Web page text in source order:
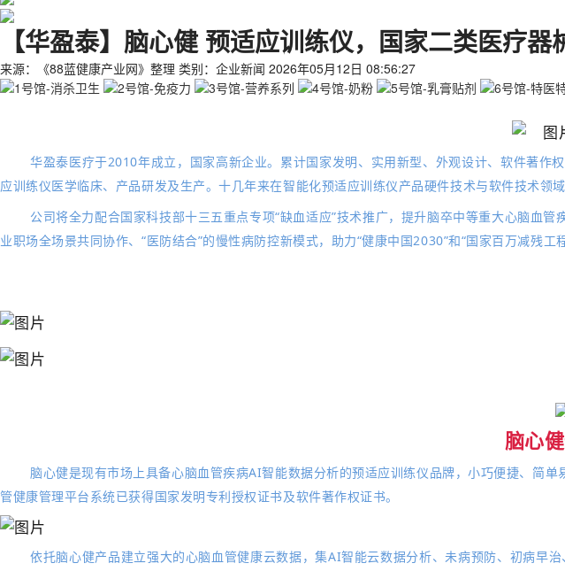
【华盈泰】脑心健 预适应训练仪，国家二类医疗器
来源：《88蓝健康产业网》整理 类别：企业新闻 2026年05月12日 08:56:27
华盈泰医疗于2010年成立，国家高新企业。 累计国家发明、实用新型、外观设计、软件著作
应训练仪医学临床、产品研发及生产。十几年来在智能化预适应训练仪产品硬件技术与软件技术领
公司将全力配合国家科技部十三五重点专项“缺血适应”技术推广，提升脑卒中等重大心脑血
业职场全场景共同协作、“医防结合”的慢性病防控新模式，助力“健康中国2030”和“国家百万减残工
脑心
脑心健是现有市场上具备心脑血管疾病AI智能数据分析的预适应训练仪品牌，小巧便捷、简
管健康管理平台系统已获得国家发明专利授权证书及软件著作权证书。
依托脑心健产品建立强大的心脑血管健康云数据，集AI智能云数据分析、未病预防、初病早